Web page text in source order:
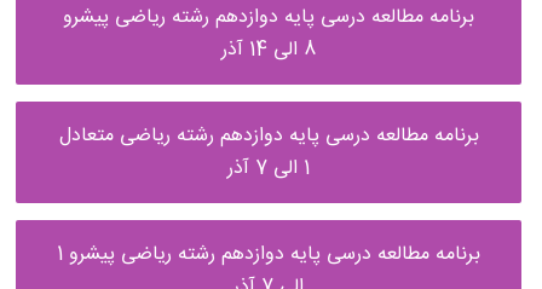
برنامه مطالعه درسی پایه دوازدهم رشته ریاضی پیشرو
8 الی 14 آذر
برنامه مطالعه درسی پایه دوازدهم رشته ریاضی متعادل
1 الی 7 آذر
برنامه مطالعه درسی پایه دوازدهم رشته ریاضی پیشرو 1